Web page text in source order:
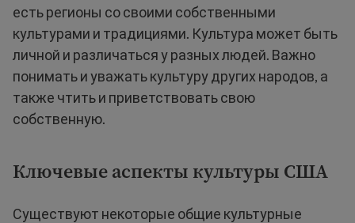
есть регионы со своими собственными
культурами и традициями. Культура может быть
личной и различаться у разных людей. Важно
понимать и уважать культуру других народов, а
также чтить и приветствовать свою
собственную.
Ключевые аспекты культуры США
Существуют некоторые общие культурные